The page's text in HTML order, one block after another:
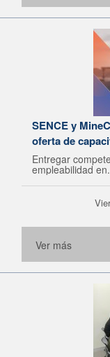
SENCE y
oferta de
Entregar
empleabilidad
Ver más